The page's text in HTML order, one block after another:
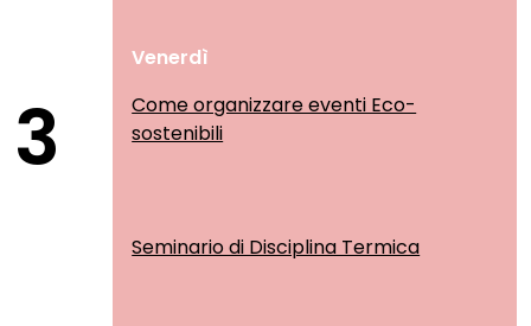
3
Venerdì
Come organizzare eventi Eco-
sostenibili
Seminario di Disciplina Termica